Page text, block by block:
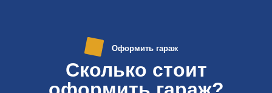
Оформить гараж
Сколько стоит